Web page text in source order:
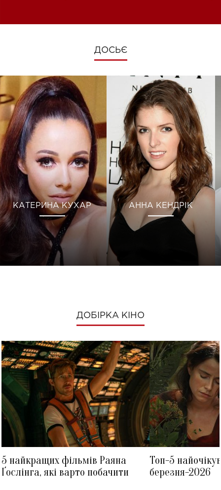
ДОСЬЄ
КАТЕРИНА КУХАР АННА КЕНДРІК
ДОБІРКА КІНО
5 найкращих фільмів Раяна
Ґослінга, які варто побачити
Топ-5
березня-2026